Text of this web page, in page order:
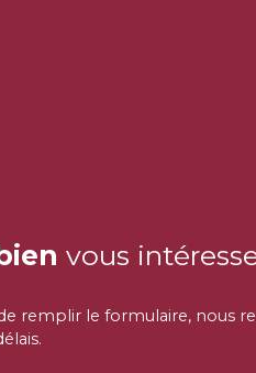
vous
remplir le formulaire, nous